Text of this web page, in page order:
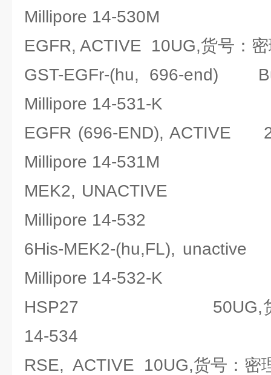
Millipore 14-530M
EGFR, ACTIVE 10UG,货号：
GST-EGFr-(hu, 696-end)
Millipore 14-531-K
EGFR (696-END), ACTIVE
Millipore 14-531M
MEK2, UNACTIVE
Millipore 14-532
6His-MEK2-(hu,FL),
Millipore 14-532-K
HSP27 50UG,货号：
14-534
RSE, ACTIVE 10UG,货号：密